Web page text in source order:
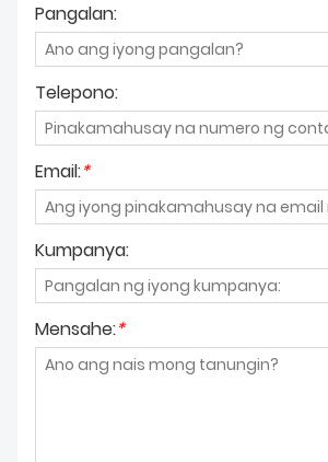
Pangalan:
Telepono:
Email:*
Kumpanya:
Mensahe:*